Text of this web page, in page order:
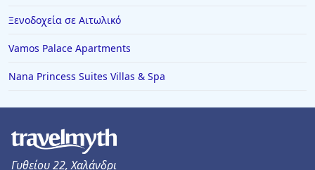
Ξενοδοχεία σε Αιτωλικό
Vamos Palace Apartments
Nana Princess Suites Villas & Spa
Γυθείου 22, Χαλάνδρι